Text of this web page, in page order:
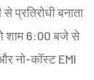
बनाता
शाम 6:00 बजे से
नो-कॉस्ट EMI